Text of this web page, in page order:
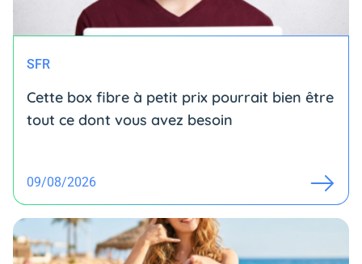
SFR
Cette box fibre à petit prix pourrait bien être
tout ce dont vous avez besoin
09/08/2026